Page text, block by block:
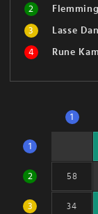
2
3
Lasse
4
Rune
1
1
2 58
3 34